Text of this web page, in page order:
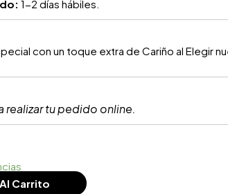
1-2 días hábiles.
con un toque extra de Cariño al Elegir
realizar tu pedido online.
Carrito